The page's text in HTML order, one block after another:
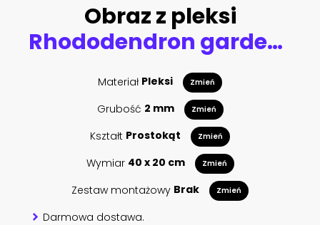
Obraz z pleksi
Rhododendron garden with wooden bench.
Materiał Pleksi Zmień
Grubość 2 mm Zmień
Kształt Prostokąt Zmień
Wymiar 40 x 20 cm Zmień
Zestaw montażowy Brak Zmień
Darmowa dostawa.